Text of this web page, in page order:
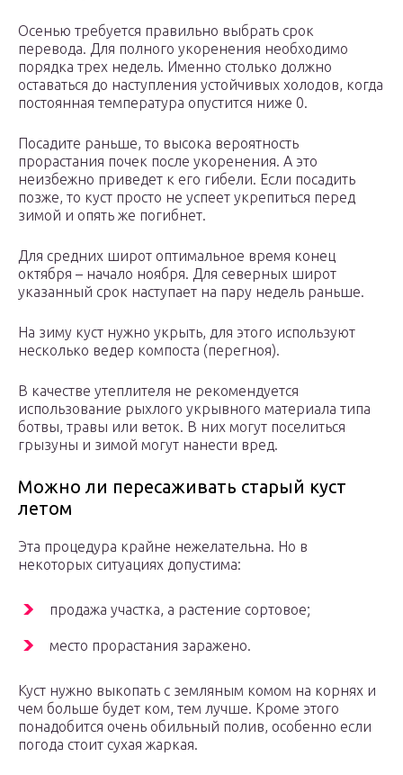
Осенью требуется правильно выбрать срок
перевода. Для полного укоренения необходимо
порядка трех недель. Именно столько должно
оставаться до наступления устойчивых холодов, когда
постоянная температура опустится ниже 0.
Посадите раньше, то высока вероятность
прорастания почек после укоренения. А это
неизбежно приведет к его гибели. Если посадить
позже, то куст просто не успеет укрепиться перед
зимой и опять же погибнет.
Для средних широт оптимальное время конец
октября – начало ноября. Для северных широт
указанный срок наступает на пару недель раньше.
На зиму куст нужно укрыть, для этого используют
несколько ведер компоста (перегноя).
В качестве утеплителя не рекомендуется
использование рыхлого укрывного материала типа
ботвы, травы или веток. В них могут поселиться
грызуны и зимой могут нанести вред.
Можно ли пересаживать старый куст
летом
Эта процедура крайне нежелательна. Но в
некоторых ситуациях допустима:
продажа участка, а растение сортовое;
место прорастания заражено.
Куст нужно выкопать с земляным комом на корнях и
чем больше будет ком, тем лучше. Кроме этого
понадобится очень обильный полив, особенно если
погода стоит сухая жаркая.